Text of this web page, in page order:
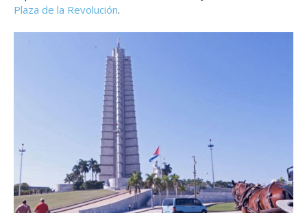
Plaza de la Revolución.